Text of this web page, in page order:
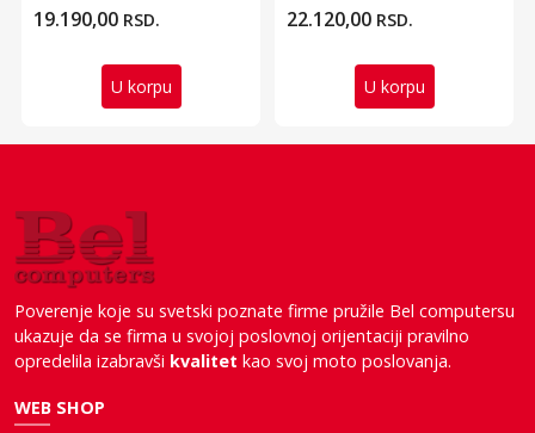
19.190,00 RSD.
U korpu
22.120,00 RSD.
U korpu
Poverenje koje su svetski poznate firme pružile Bel computersu
ukazuje da se firma u svojoj poslovnoj orijentaciji pravilno
opredelila izabravši kvalitet kao svoj moto poslovanja.
WEB SHOP